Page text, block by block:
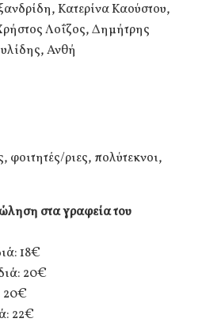
Κατερίνα Καούστου,
Λοΐζος, Δημήτρης
Ανθή
φοιτητές/ριες, πολύτεκνοι,
στα γραφεία του
18€
20€
20€
22€